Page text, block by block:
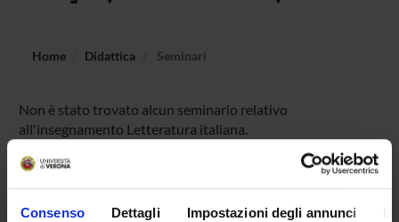
Consenso Dettagli Impostazioni degli annunci
Home Didattica Seminari
Non è stato trovato alcun seminario relativo
all'insegnamento Letteratura italiana.
OFFERTA FORMATIVA